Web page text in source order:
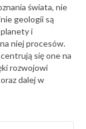
świata, nie
geologii są
i
niej procesów.
się one na
rozwojowi
dalej w